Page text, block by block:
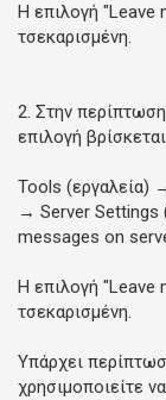
Η επιλογή "Leave
τσεκαρισμένη.
2. Στην
επιλογή
Tools (εργαλεία)
→ Server Settings
messages on
Η επιλογή "Leave
τσεκαρισμένη.
Υπάρχει
χρησιμοποιείτε